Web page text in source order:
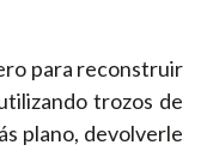
para reconstruir
trozos de
plano, devolverle